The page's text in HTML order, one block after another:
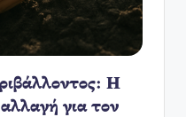
Η
για τον